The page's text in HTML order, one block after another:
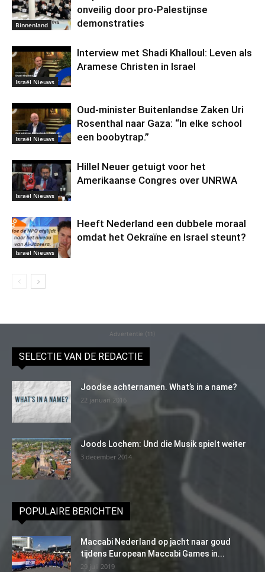
Binnenland
onveilig door pro-Palestijnse
demonstraties
Israël Nieuws
Interview met Shadi Khalloul: Leven als
Aramese Christen in Israel
Israël Nieuws
Oud-minister Buitenlandse Zaken Uri
Rosenthal naar Gaza: “In elke school
een boobytrap.”
Israël Nieuws
Hillel Neuer getuigt voor het
Amerikaanse Congres over UNRWA
Israël Nieuws
Heeft Nederland een dubbele moraal
omdat het Oekraïne en Israel steunt?
Advertentie (11)
SELECTIE VAN DE REDACTIE
Joodse achternamen. What’s in a name?
22 januari 2016
Joods Lochem: Und die Musik spielt weiter
3 december 2014
POPULAIRE BERICHTEN
Maccabi Nederland op jacht naar goud
tijdens European Maccabi Games in...
29 juli 2019